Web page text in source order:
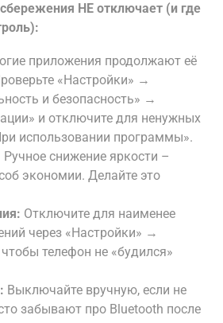
НЕ отключает (и где
приложения продолжают её
«Настройки» →
и безопасность» →
и отключите для ненужных
использовании программы».
Ручное снижение яркости –
экономии. Делайте это
Отключите для наименее
через «Настройки» →
телефон не «будился»
Выключайте вручную, если не
забывают про Bluetooth после